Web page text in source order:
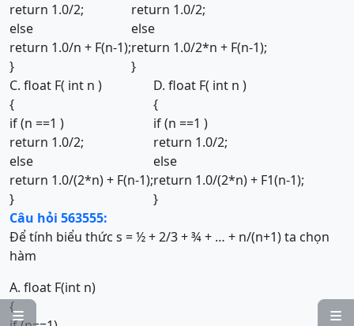


return 1.0/2;
else
return 1.0/n + F(n-1);
}
return 1.0/2;
else
return 1.0/2*n + F(n-1);
}
C. float F( int n )
{
if (n ==1 )
return 1.0/2;
else
return 1.0/(2*n) + F(n-1);
}
D. float F( int n )
{
if (n ==1 )
return 1.0/2;
else
return 1.0/(2*n) + F1(n-1);
}
Câu hỏi 563555:
Để tính biểu thức s = ½ + 2/3 + ¾ + … + n/(n+1) ta chọn
hàm
A. float F(int n)
{